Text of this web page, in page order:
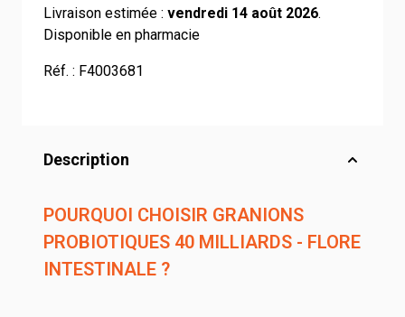
Livraison estimée : vendredi 14 août 2026.
Disponible en pharmacie
Réf. : F4003681
Description
POURQUOI CHOISIR GRANIONS
PROBIOTIQUES 40 MILLIARDS - FLORE
INTESTINALE ?